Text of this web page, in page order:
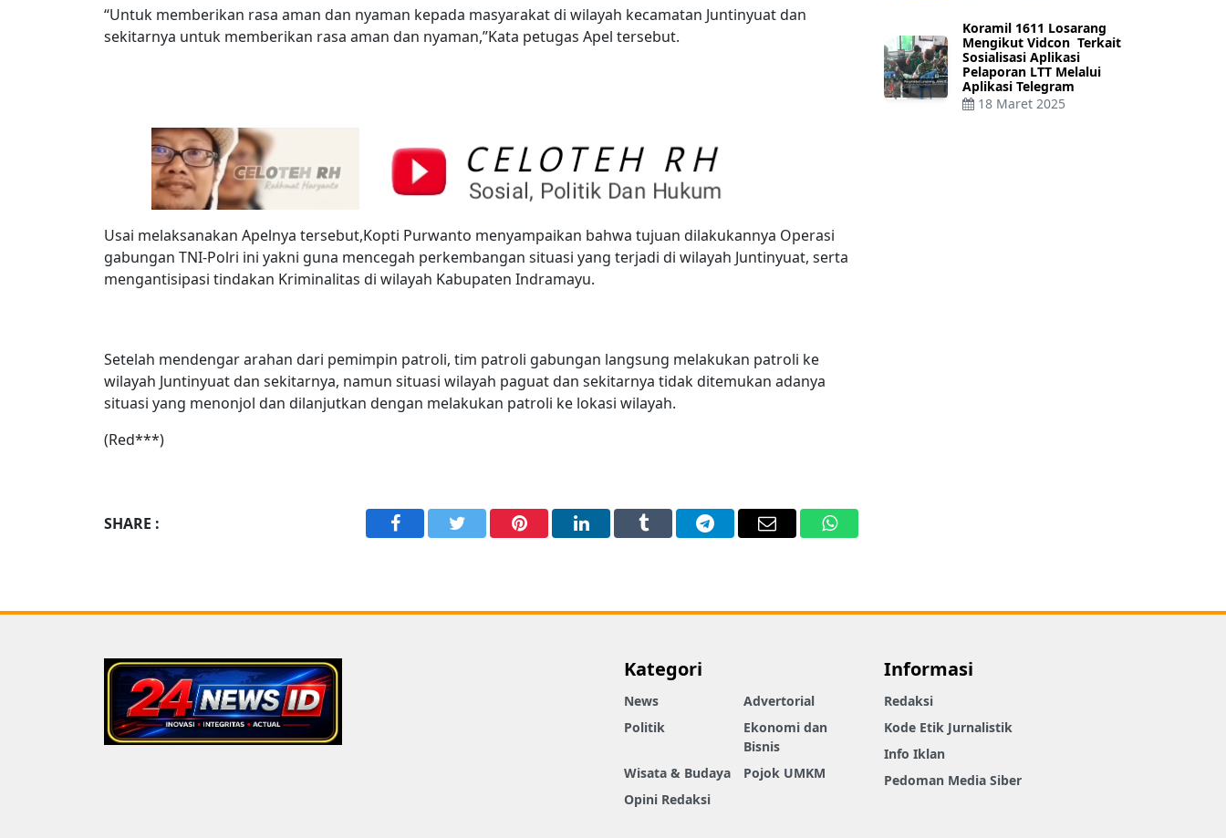
“Untuk memberikan rasa aman dan nyaman kepada masyarakat di wilayah kecamatan Juntinyuat dan
sekitarnya untuk memberikan rasa aman dan nyaman,”Kata petugas Apel tersebut.
Usai melaksanakan Apelnya tersebut,Kopti Purwanto menyampaikan bahwa tujuan dilakukannya Operasi
gabungan TNI-Polri ini yakni guna mencegah perkembangan situasi yang terjadi di wilayah Juntinyuat, serta
mengantisipasi tindakan Kriminalitas di wilayah Kabupaten Indramayu.
Setelah mendengar arahan dari pemimpin patroli, tim patroli gabungan langsung melakukan patroli ke
wilayah Juntinyuat dan sekitarnya, namun situasi wilayah paguat dan sekitarnya tidak ditemukan adanya
situasi yang menonjol dan dilanjutkan dengan melakukan patroli ke lokasi wilayah.
(Red***)
SHARE :
FacebookTwitterPinterestLinkedInTumblrTelegramEmail WhatsApp
Koramil 1611 Losarang
Mengikut Vidcon Terkait
Sosialisasi Aplikasi
Pelaporan LTT Melalui
Aplikasi Telegram
18 Maret 2025
Kategori
News
Advertorial
Politik
Ekonomi dan
Bisnis
Wisata & Budaya
Pojok UMKM
Opini Redaksi
Informasi
Redaksi
Kode Etik Jurnalistik
Info Iklan
Pedoman Media Siber